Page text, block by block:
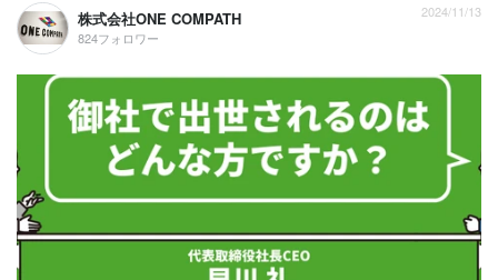
株式会社ONE COMPATH
824フォロワー
2024/11/13